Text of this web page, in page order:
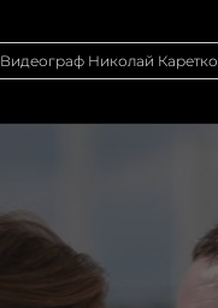
Видеограф Николай Каретко